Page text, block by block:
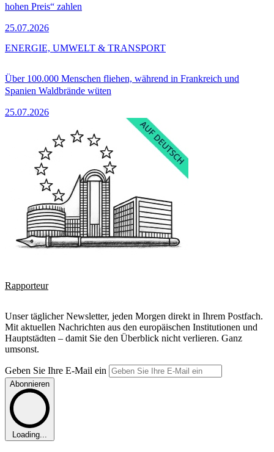
hohen Preis“ zahlen
25.07.2026
Über 100.000 Menschen fliehen, während in Frankreich und
Spanien Waldbrände wüten
25.07.2026
ENERGIE, UMWELT & TRANSPORT
Rapporteur
Unser täglicher Newsletter, jeden Morgen direkt in Ihrem Postfach.
Mit aktuellen Nachrichten aus den europäischen Institutionen und
Hauptstädten – damit Sie den Überblick nicht verlieren. Ganz
umsonst.
Geben Sie Ihre E-Mail ein
Abonnieren
Loading...